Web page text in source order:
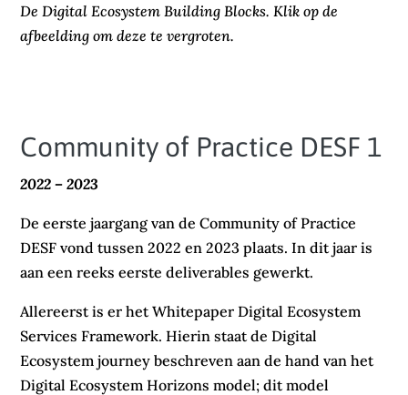
De Digital Ecosystem Building Blocks. Klik op de
afbeelding om deze te vergroten.
Community of Practice DESF 1
2022 – 2023
De eerste jaargang van de Community of Practice
DESF vond tussen 2022 en 2023 plaats. In dit jaar is
aan een reeks eerste deliverables gewerkt.
Allereerst is er het Whitepaper Digital Ecosystem
Services Framework. Hierin staat de Digital
Ecosystem journey beschreven aan de hand van het
Digital Ecosystem Horizons model; dit model